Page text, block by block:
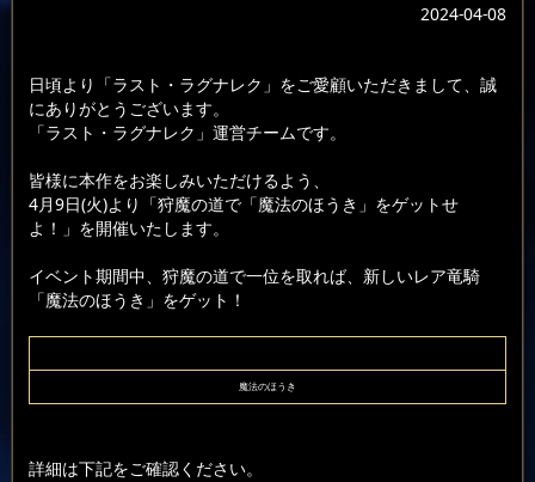
2024-04-08
日頃より「ラスト・ラグナレク」をご愛顧いただきまして、誠
にありがとうございます。
「ラスト・ラグナレク」運営チームです。
皆様に本作をお楽しみいただけるよう、
4月9日(火)より「狩魔の道で「魔法のほうき」をゲットせ
よ！」を開催いたします。
イベント期間中、狩魔の道で一位を取れば、新しいレア竜騎
「魔法のほうき」をゲット！
魔法のほうき
詳細は下記をご確認ください。